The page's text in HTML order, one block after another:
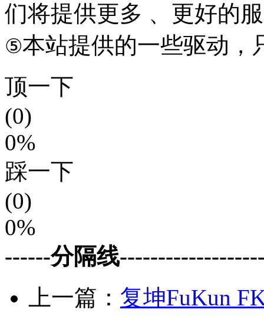
们将提供更多 、更好的
⑤本站提供的一些驱动，
顶一下
(0)
0%
踩一下
(0)
0%
------分隔线
上一篇： 复坤FuKun